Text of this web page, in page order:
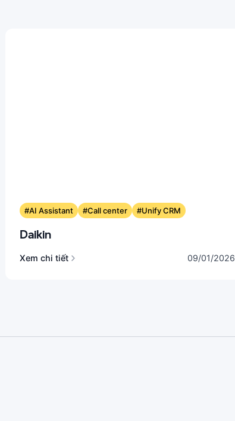
#AI Assistant #Call center #Unify CRM
Daikin
Xem chi tiết 09/01/2026